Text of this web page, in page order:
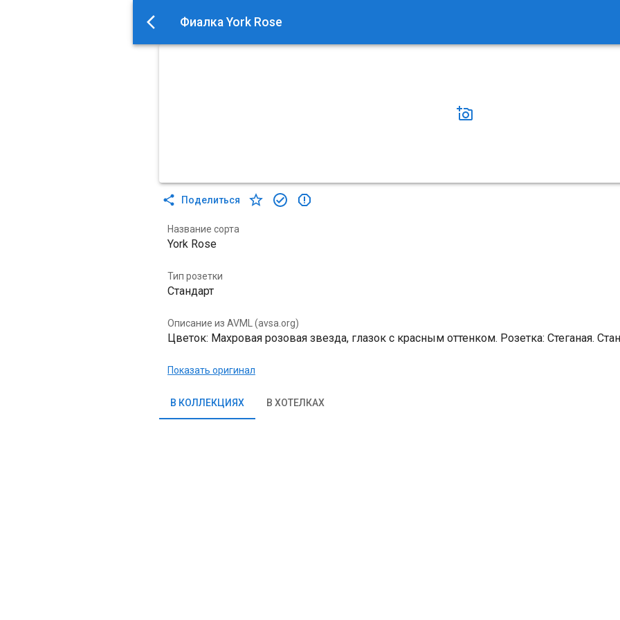
Фиалка York Rose
Поделиться
Название сорта
York Rose
Тип розетки
Стандарт
Описание из AVML (avsa.org)
Цветок: Махровая розовая звезда, глазок с красным оттенком. Розетка: Стеганая.
Показать оригинал
В КОЛЛЕКЦИЯХ В ХОТЕЛКАХ